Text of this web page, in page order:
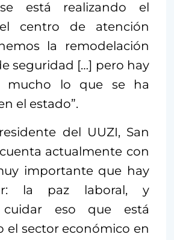
está realizando el
el centro de atención
la remodelación
seguridad […] pero hay
mucho lo que se ha
el estado”.
del UUZI, San
actualmente con
importante que hay
la paz laboral, y
cuidar eso que está
el sector económico en